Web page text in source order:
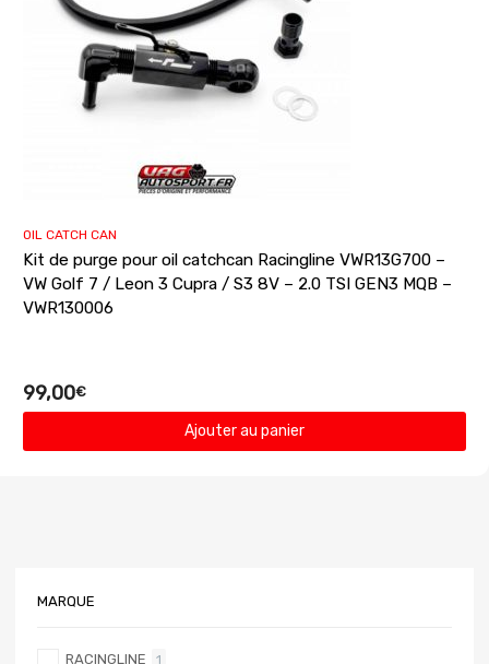
OIL CATCH CAN
Kit de purge pour oil catchcan Racingline VWR13G700 –
VW Golf 7 / Leon 3 Cupra / S3 8V – 2.0 TSI GEN3 MQB –
VWR130006
99,00€
Ajouter au panier
MARQUE
RACINGLINE 1